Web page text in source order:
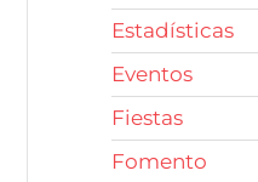
Estadísticas
Eventos
Fiestas
Fomento